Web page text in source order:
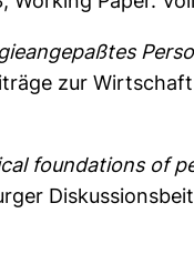
zur
foundations of